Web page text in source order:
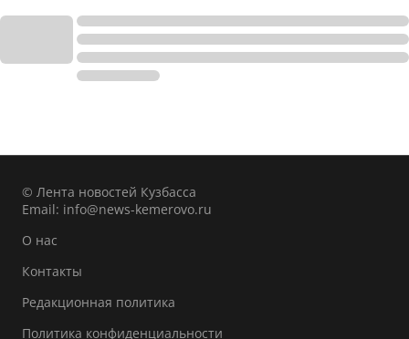
© Лента новостей Кузбасса
Email: info@news-kemerovo.ru
О нас
Контакты
Редакционная политика
Политика конфиденциальности